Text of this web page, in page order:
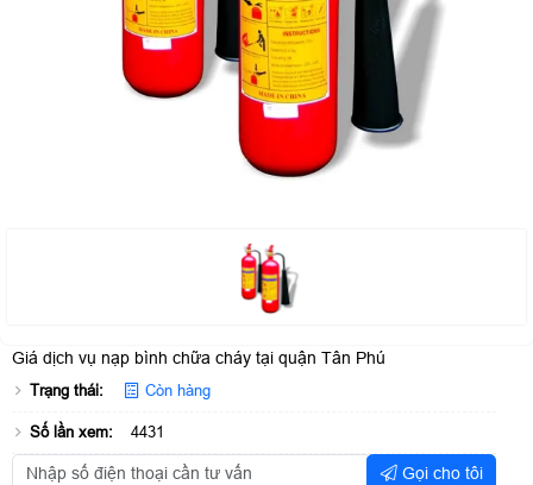
Giá dịch vụ nạp bình chữa cháy tại quận Tân Phú
Trạng thái: Còn hàng
Số lần xem: 4431
Gọi cho tôi